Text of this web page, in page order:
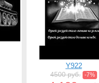
Y922
4500 руб. -7%